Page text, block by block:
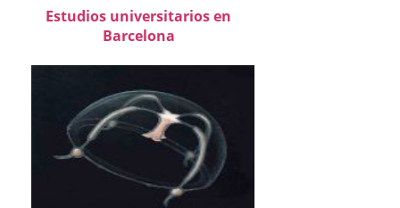
Estudios universitarios en
Barcelona